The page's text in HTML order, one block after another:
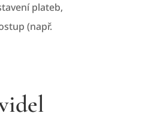
plateb,
(např.